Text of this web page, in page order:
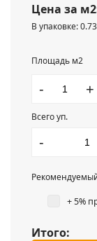
Цена за
В упаковке:
Площадь м2
- +
Всего уп.
-
+ 5%
Итого: